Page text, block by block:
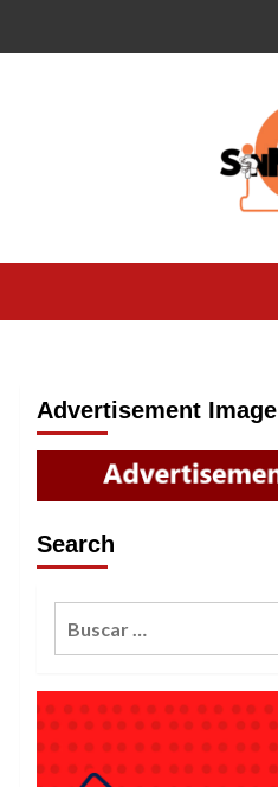
Advertisement Image
Search